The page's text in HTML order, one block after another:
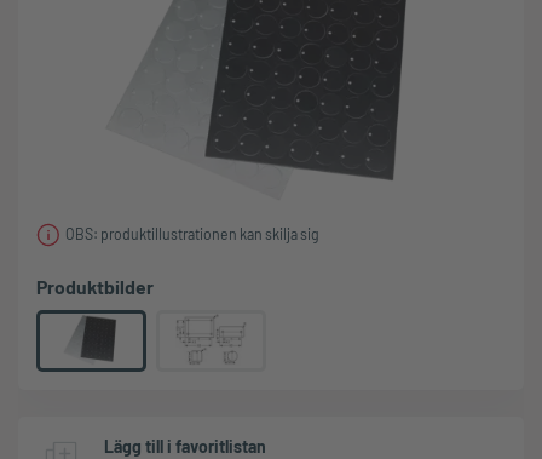
OBS: produktillustrationen kan skilja sig
Produktbilder
Lägg till i favoritlistan